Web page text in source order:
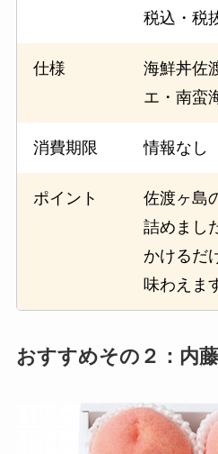
税込・税
仕様
海鮮丼佐
エ・南蛮
消費期限 情報なし
ポイント
佐渡ヶ島
詰めまし
かけるだ
味わえま
おすすめその２：内